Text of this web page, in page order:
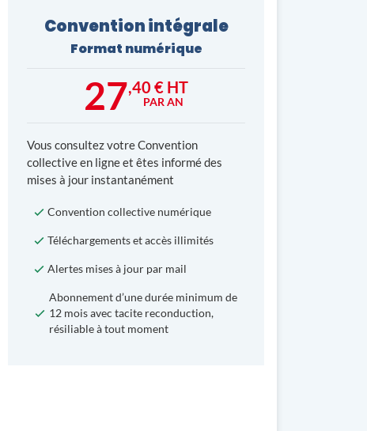
Convention intégrale
Format numérique
27,40 € HT
PAR AN
Vous consultez votre Convention
collective en ligne et êtes informé des
mises à jour instantanément
Convention collective numérique
Téléchargements et accès illimités
Alertes mises à jour par mail
Abonnement d’une durée minimum de
12 mois avec tacite reconduction,
résiliable à tout moment